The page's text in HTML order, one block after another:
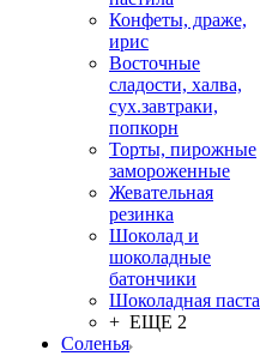
Конфеты, драже,
ирис
Восточные
сладости, халва,
сух.завтраки,
попкорн
Торты, пирожные
замороженные
Жевательная
резинка
Шоколад и
шоколадные
батончики
Шоколадная паста
+ ЕЩЕ 2
Соленья